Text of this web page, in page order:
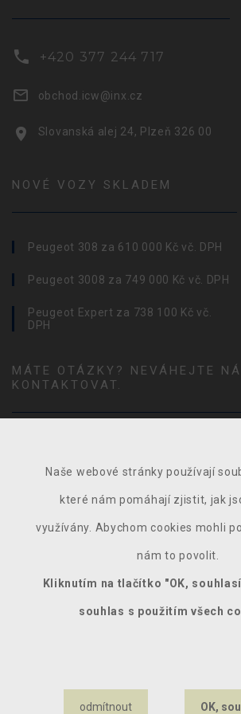
+420 377 244 717
obchod.icw@inx.cz
Slovanská alej 24, Plzeň 326 00
NOVÉ VOZY SKLADEM
Peugeot 308 za 610 000 Kč vč. DPH
Peugeot 3008 za 749 000 Kč vč. DPH
Peugeot Expert za 738 100 Kč vč.
DPH
MÁTE OTÁZKY? NEVÁHEJTE
KONTAKTOVAT.
Naše webové stránky používají
které nám pomáhají zjistit, jak
využívány. Abychom cookies mohli
nám to povolit.
Kliknutím na tlačítko "OK,
souhlas s použitím všech
odmítnout OK,